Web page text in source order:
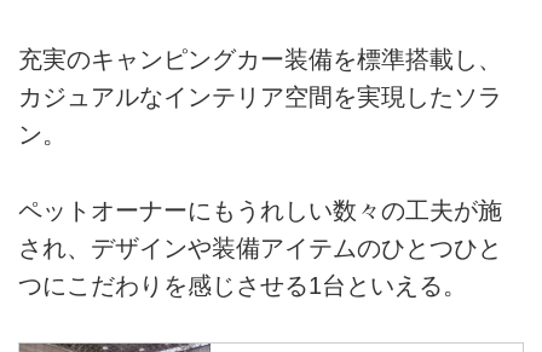
充実のキャンピングカー装備を標準搭載し、
カジュアルなインテリア空間を実現したソラ
ン。
ペットオーナーにもうれしい数々の工夫が施
され、デザインや装備アイテムのひとつひと
つにこだわりを感じさせる1台といえる。